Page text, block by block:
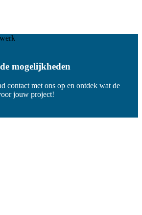
mogelijkheden
contact met ons op en ontdek wat de
jouw project!